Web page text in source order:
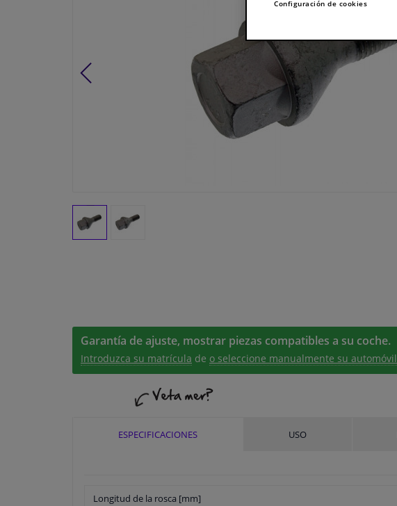
Garantía de ajuste, mostrar piezas compatibles a su coche.
Introduzca su matrícula de o seleccione manualmente su automóvil
ESPECIFICACIONES USO
Longitud de la rosca [mm]
Configuración de cookies